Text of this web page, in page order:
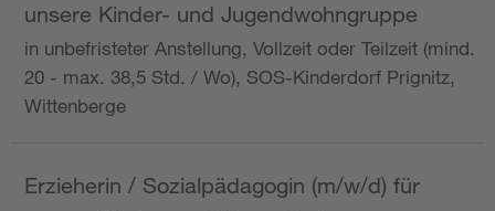
unsere Kinder- und Jugendwohngruppe
in unbefristeter Anstellung, Vollzeit oder Teilzeit (mind.
20 - max. 38,5 Std. / Wo), SOS-Kinderdorf Prignitz,
Wittenberge
Erzieherin / Sozialpädagogin (m/w/d) für